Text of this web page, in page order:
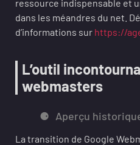
ressource indispensable et
dans les méandres du net.
d’informations sur https://
L’outil
webmasters
Aperçu
La transition de Google